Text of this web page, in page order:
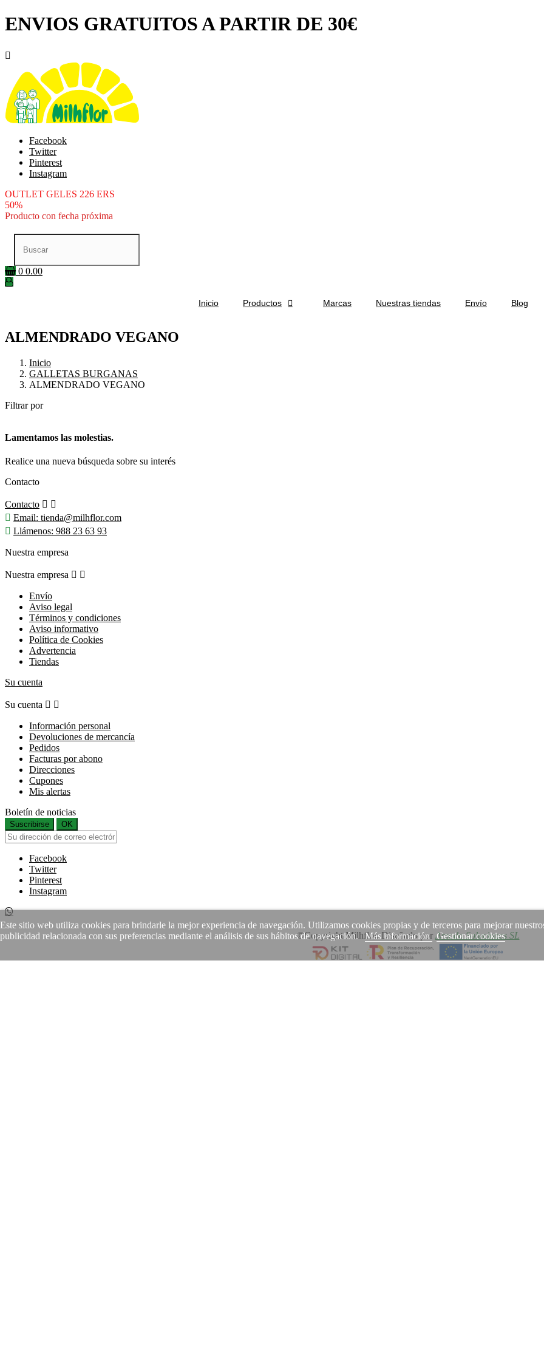
ENVIOS GRATUITOS A PARTIR DE 30€

Facebook
Twitter
Pinterest
Instagram
Este sitio web utiliza cookies para brindarle la mejor experiencia de navegación. Utilizamos cookies propias y de terceros para mejorar
publicidad relacionada con sus preferencias mediante el análisis de sus hábitos de navegación. Más información Gestionar cookies
OUTLET GELES 226 ERS
50%
Producto con fecha próxima
0 0.00
Inicio Productos  Marcas Nuestras tiendas Envío Blog
ALMENDRADO VEGANO
Inicio
GALLETAS BURGANAS
ALMENDRADO VEGANO
Filtrar por
Lamentamos las molestias.
Realice una nueva búsqueda sobre su interés
Contacto
Contacto  
 Email: tienda@milhflor.com
 Llámenos: 988 23 63 93
Nuestra empresa
Nuestra empresa  
Envío
Aviso legal
Términos y condiciones
Aviso informativo
Política de Cookies
Advertencia
Tiendas
Su cuenta
Su cuenta  
Información personal
Devoluciones de mercancía
Pedidos
Facturas por abono
Direcciones
Cupones
Mis alertas
Boletín de noticias
Suscribirse OK
Facebook
Twitter
Pinterest
Instagram
©Copyright Milhflor. Diseñado por Amodo Soluciones SL